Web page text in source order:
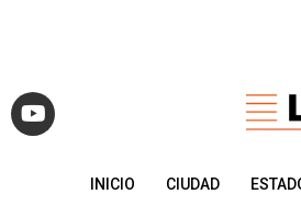
INICIO CIUDAD